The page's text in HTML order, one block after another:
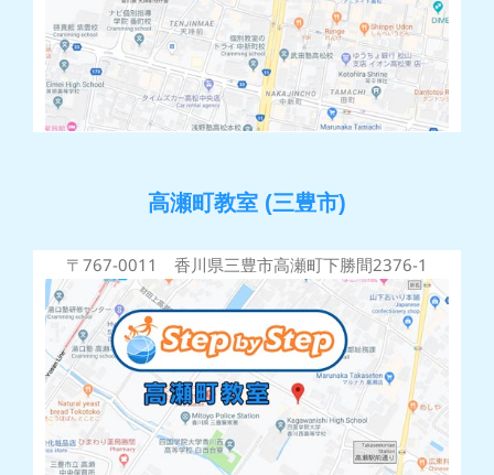
高瀬町教室 (三豊市)
〒767-0011 香川県三豊市高瀬町下勝間2376-1